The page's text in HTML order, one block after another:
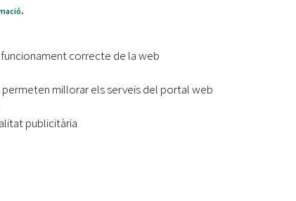
Tel. 935 80 88 88
dades
.
correcte de la web
permeten millorar els serveis del portal web
publicitària